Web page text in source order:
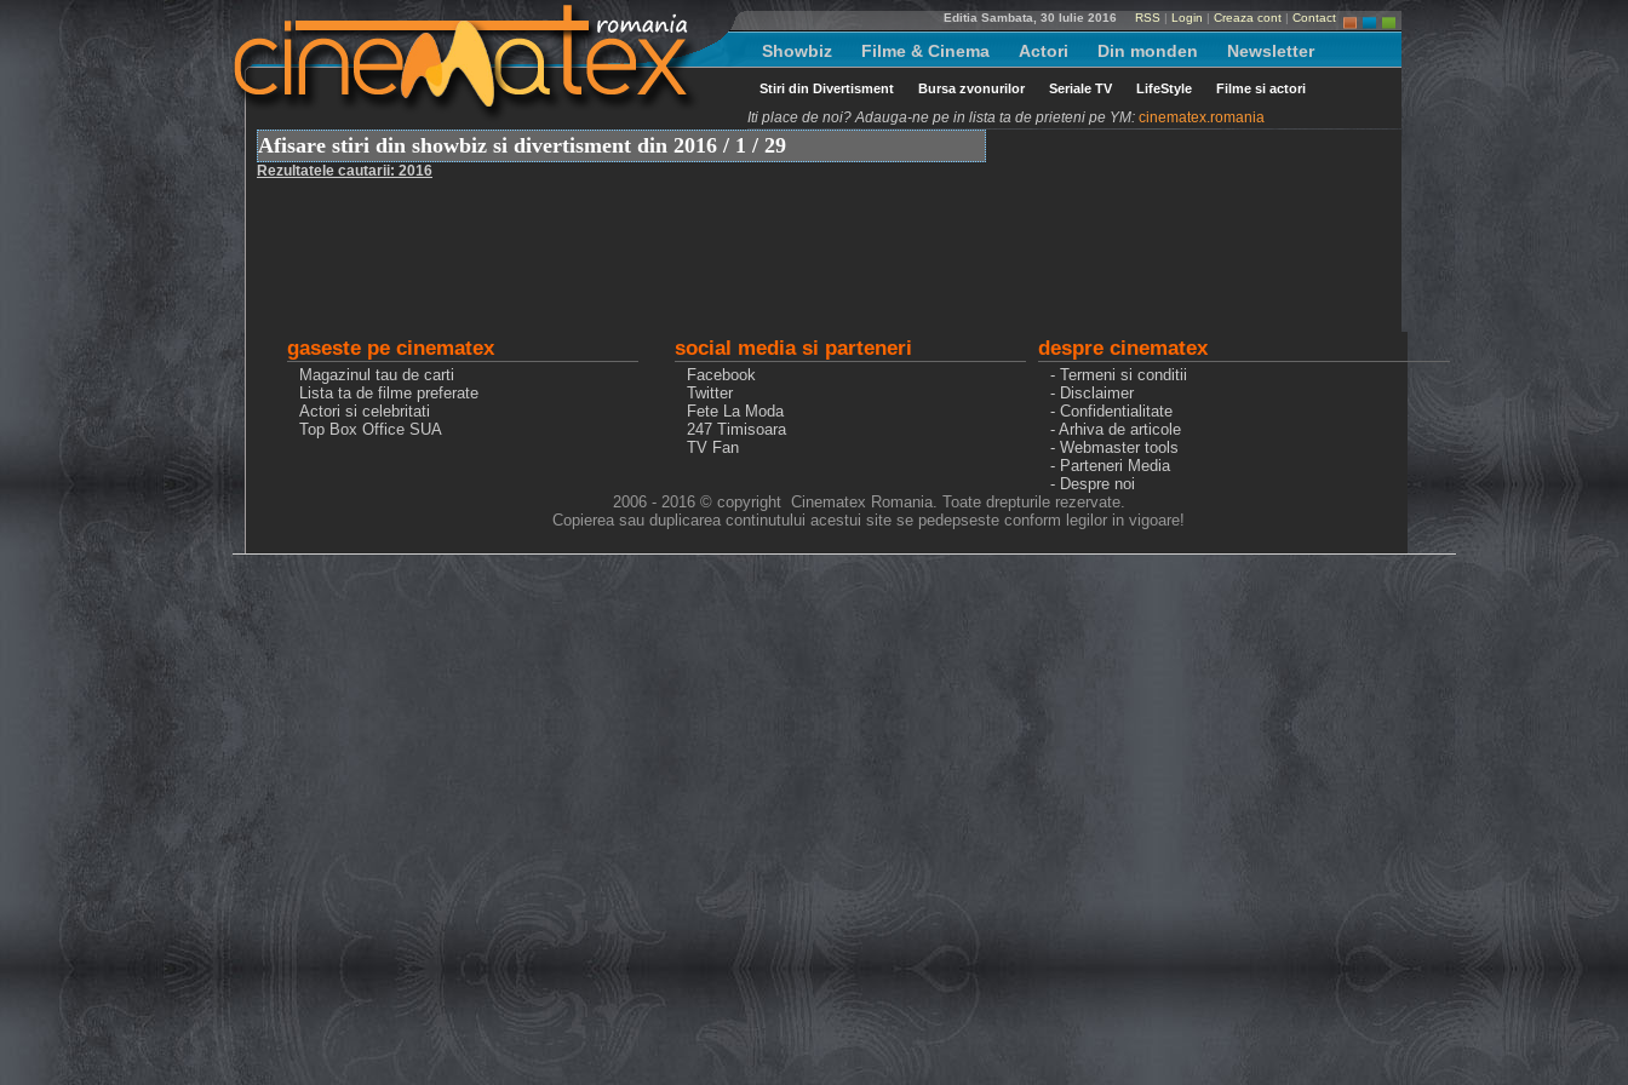
Editia Sambata, 30 Iulie 2016 RSS | Login | Creaza cont | Contact
Showbiz Filme & Cinema Actori Din monden Newsletter
Stiri din Divertisment Bursa zvonurilor Seriale TV LifeStyle Filme si actori
Iti place de noi? Adauga-ne pe in lista ta de prieteni pe YM: cinematex.romania
Afisare stiri din showbiz si divertisment din 2016 / 1 / 29
Rezultatele cautarii: 2016
gaseste pe cinematex
Magazinul tau de carti
Lista ta de filme preferate
Actori si celebritati
Top Box Office SUA
despre cinematex
- Termeni si conditii
- Disclaimer
- Confidentialitate
- Arhiva de articole
- Webmaster tools
- Parteneri Media
- Despre noi
social media si parteneri
Facebook
Twitter
Fete La Moda
247 Timisoara
TV Fan
2006 - 2016 © copyright Cinematex Romania. Toate drepturile rezervate.
Copierea sau duplicarea continutului acestui site se pedepseste conform legilor in vigoare!